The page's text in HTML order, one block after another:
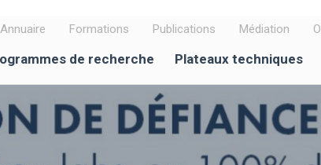
Annuaire Formations Publications Médiation
de recherche Plateaux techniques